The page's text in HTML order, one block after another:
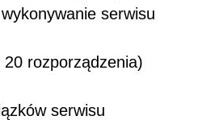
serwisu
rozporządzenia)
serwisu